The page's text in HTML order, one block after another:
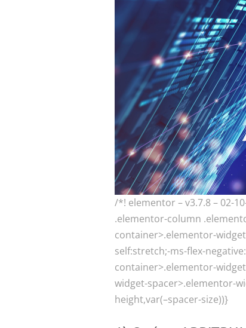
/*! elementor – v3.7.8 – 02-
.elementor-column
container>.elementor-
self:stretch;-ms-flex-
container>.elementor-
widget-spacer>.elementor-
height,var(–spacer-size))}